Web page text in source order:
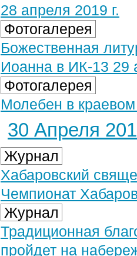
28 апреля 2019 г.
Фотогалерея
Божественная
Иоанна в ИК-13 29
Фотогалерея
Молебен в краевом
30 Апреля
Журнал
Хабаровский
Чемпионат
Журнал
Традиционная
пройдет на